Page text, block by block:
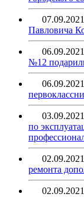
07.09.2021
Павловича
06.09.2021
№12
06.09.2021
03.09.2021
по
02.09.2021
ремонта
02.09.2021